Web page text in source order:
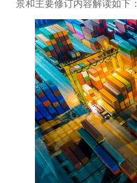
景和主要修订内容解读如下：